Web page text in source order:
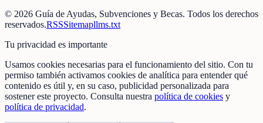
© 2026 Guía de Ayudas, Subvenciones y Becas. Todos los derechos
reservados.RSSSitemapllms.txt
Tu privacidad es importante
Usamos cookies necesarias para el funcionamiento del sitio. Con tu
permiso también activamos cookies de analítica para entender qué
contenido es útil y, en su caso, publicidad personalizada para
sostener este proyecto. Consulta nuestra política de cookies y
política de privacidad.